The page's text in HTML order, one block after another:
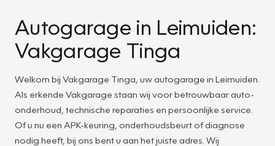
Autogarage in Leimuiden:
Vakgarage Tinga
Welkom bij Vakgarage Tinga, uw autogarage in Leimuiden.
Als erkende Vakgarage staan wij voor betrouwbaar auto-
onderhoud, technische reparaties en persoonlijke service.
Of u nu een APK-keuring, onderhoudsbeurt of diagnose
nodig heeft, bij ons bent u aan het juiste adres. Wij